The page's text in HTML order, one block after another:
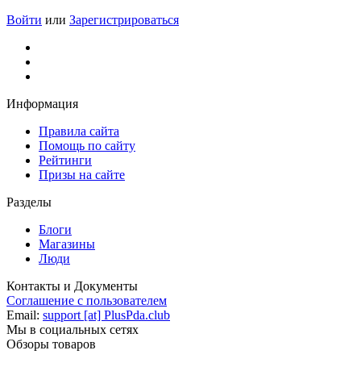
Войти или Зарегистрироваться
Информация
Правила сайта
Помощь по сайту
Рейтинги
Призы на сайте
Разделы
Блоги
Магазины
Люди
Контакты и Документы
Соглашение с пользователем
Email: support [at] PlusPda.club
Мы в социальных сетях
Обзоры товаров